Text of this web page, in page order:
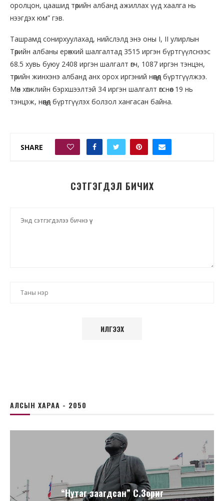
оролцон, цаашид төрийн албанд ажиллах үүд хаалга нь
нээгдэх юм” гэв.
Ташрамд сонирхуулахад, нийслэлд энэ оны I, II улирлын
Төрийн албаны ерөнхий шалгалтад 3515 иргэн бүртгүүлснээс
68.5 хувь буюу 2408 иргэн шалгалт өгч, 1087 иргэн тэнцэн,
төрийн жинхэнэ албанд анх орох иргэний нөөцөд бүртгүүлжээ.
Мөн хөгжлийн бэрхшээлтэй 34 иргэн шалгалт өгснөөс 19 нь
тэнцэж, нөөцөд бүртгүүлэх болзол хангасан байна.
SHARE
СЭТГЭГДЭЛ БИЧИХ
АЛСЫН ХАРАА - 2050
“Нутаг заагдсан” С.Зориг